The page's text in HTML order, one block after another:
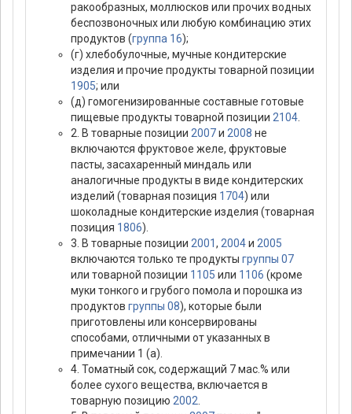
ракообразных, моллюсков или прочих водных
беспозвоночных или любую комбинацию этих
продуктов (группа 16);
(г) хлебобулочные, мучные кондитерские
изделия и прочие продукты товарной позиции
1905; или
(д) гомогенизированные составные готовые
пищевые продукты товарной позиции 2104
2. В товарные позиции 2007и 2008 не
включаются фруктовое желе, фруктовые
пасты, засахаренный миндаль или
аналогичные продукты в виде кондитерских
изделий (товарная позиция 1704) или
шоколадные кондитерские изделия (товарная
позиция 1806).
3. В товарные позиции 2001, 2004и 2005
включаются только те продукты группы 07
или товарной позиции 1105 или 1106 (кроме
муки тонкого и грубого помола и порошка из
продуктов группы 08), которые были
приготовлены или консервированы
способами, отличными от указанных в
примечании 1 (а).
4. Томатный сок, содержащий 7 мас.% или
более сухого вещества, включается в
товарную позицию 2002